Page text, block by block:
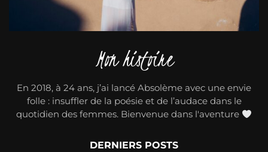
Mon histoire
En 2018, à 24 ans, j’ai lancé Absolème avec une envie
folle : insuffler de la poésie et de l’audace dans le
quotidien des femmes. Bienvenue dans l'aventure
DERNIERS POSTS